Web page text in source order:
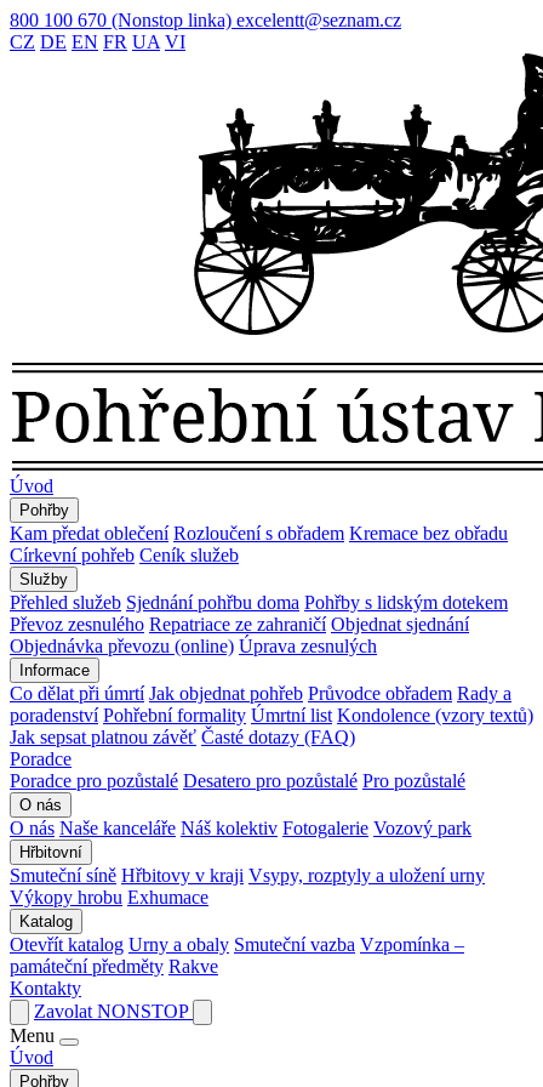
800 100 670 (Nonstop linka) excelentt@seznam.cz
CZ DE EN FR UA VI
Úvod
Pohřby
Kam předat oblečení Rozloučení s obřadem Kremace bez obřadu
Církevní pohřeb Ceník služeb
Služby
Přehled služeb Sjednání pohřbu doma Pohřby s lidským dotekem
Převoz zesnulého Repatriace ze zahraničí Objednat sjednání
Objednávka převozu (online) Úprava zesnulých
Informace
Co dělat při úmrtí Jak objednat pohřeb Průvodce obřadem Rady a
poradenství Pohřební formality Úmrtní list Kondolence (vzory textů)
Jak sepsat platnou závěť Časté dotazy (FAQ)
Poradce
Poradce pro pozůstalé Desatero pro pozůstalé Pro pozůstalé
O nás
O nás Naše kanceláře Náš kolektiv Fotogalerie Vozový park
Hřbitovní
Smuteční síně Hřbitovy v kraji Vsypy, rozptyly a uložení urny
Výkopy hrobu Exhumace
Katalog
Otevřít katalog Urny a obaly Smuteční vazba Vzpomínka –
památeční předměty Rakve
Kontakty
Zavolat NONSTOP
Menu
Úvod
Pohřby